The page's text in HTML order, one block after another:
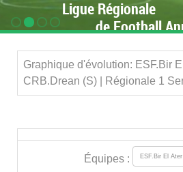
Ligue Régionale
de Football
Graphique d'évolution: ESF.Bir
CRB.Drean (S) | Régionale 1
Équipes :